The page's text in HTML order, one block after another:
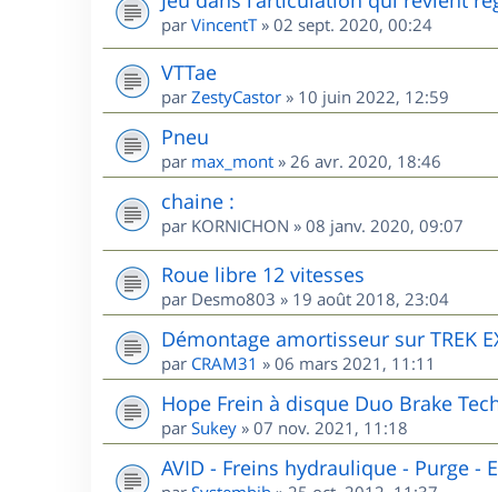
par VincentT» 02 sept. 2020, 00:24
VTTae
par ZestyCastor » 10 juin 2022, 12:59
Pneu
par max_mont » 26 avr. 2020, 18:46
chaine :
par KORNICHON » 08 janv. 2020, 09:07
Roue libre 12 vitesses
par Desmo803 » 19 août 2018, 23:04
Démontage amortisseur sur TREK
par CRAM31 » 06 mars 2021, 11:11
Hope Frein à disque Duo Brake
par Sukey » 07 nov. 2021, 11:18
AVID - Freins hydraulique - Purge -